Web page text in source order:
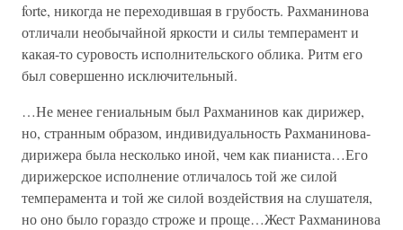
forte, никогда не переходившая в грубость. Рахманинова
отличали необычайной яркости и силы темперамент и
какая-то суровость исполнительского облика. Ритм его
был совершенно исключительный.
…Не менее гениальным был Рахманинов как дирижер,
но, странным образом, индивидуальность Рахманинова-
дирижера была несколько иной, чем как пианиста…Его
дирижерское исполнение отличалось той же силой
темперамента и той же силой воздействия на слушателя,
но оно было гораздо строже и проще…Жест Рахманинова